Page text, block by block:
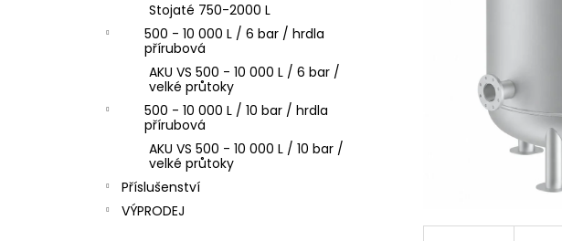
Stojaté 750-2000 L
500 - 10 000 L / 6 bar / hrdla
přírubová
AKU VS 500 - 10 000 L / 6 bar /
velké průtoky
500 - 10 000 L / 10 bar / hrdla
přírubová
AKU VS 500 - 10 000 L / 10 bar /
velké průtoky
Příslušenství
VÝPRODEJ